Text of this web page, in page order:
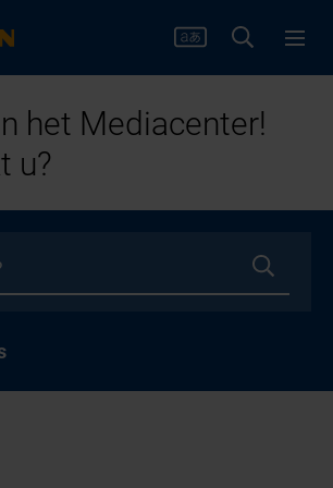
het Mediacenter!
u?